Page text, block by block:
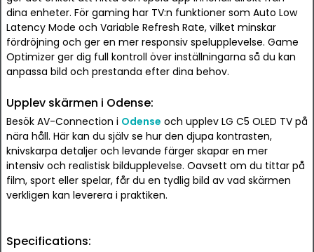
dina enheter. För gaming har TV:n funktioner som Auto Low
Latency Mode och Variable Refresh Rate, vilket minskar
fördröjning och ger en mer responsiv spelupplevelse. Game
Optimizer ger dig full kontroll över inställningarna så du kan
anpassa bild och prestanda efter dina behov.
Upplev skärmen i Odense:
Besök AV-Connection i Odense och upplev LG C5 OLED TV på
nära håll. Här kan du själv se hur den djupa kontrasten,
knivskarpa detaljer och levande färger skapar en mer
intensiv och realistisk bildupplevelse. Oavsett om du tittar på
film, sport eller spelar, får du en tydlig bild av vad skärmen
verkligen kan leverera i praktiken.
Specifications: